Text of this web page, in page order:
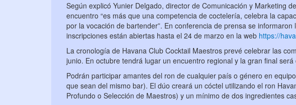
Según explicó Yunier Delgado, director de Comunicación y Marketing
encuentro “es más que una competencia de coctelería, celebra la
por la vocación de bartender”. En conferencia de prensa se
inscripciones están abiertas hasta el 24 de marzo en la web https://
La cronología de Havana Club Cocktail Maestros prevé celebrar las
junio. En octubre tendrá lugar un encuentro regional y la gran final
Podrán participar amantes del ron de cualquier país o género en
que sean del mismo bar). El dúo creará un cóctel utilizando el ron
Profundo o Selección de Maestros) y un mínimo de dos ingredientes